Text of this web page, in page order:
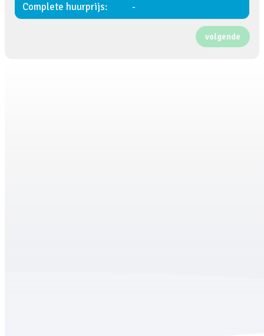
Complete huurprijs: -
volgende